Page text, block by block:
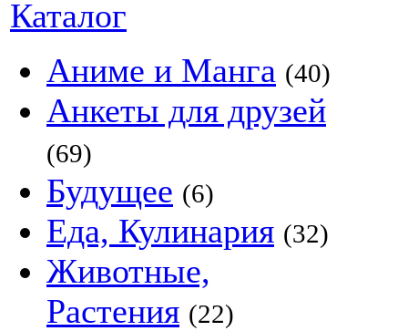
Каталог
Аниме и Манга (40)
Анкеты для друзей
(69)
Будущее (6)
Еда, Кулинария (32)
Животные,
Растения (22)